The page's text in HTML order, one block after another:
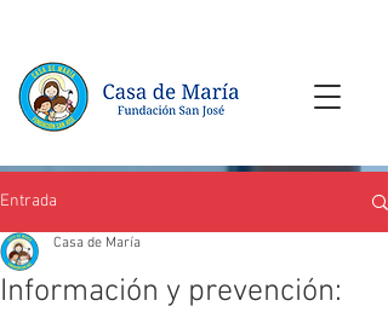
Entrada
Información y prevención:
Casa de María